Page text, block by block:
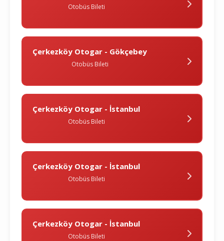
Otobüs Bileti
Çerkezköy Otogar - Gökçebey
Otobüs Bileti
Çerkezköy Otogar - İstanbul
Otobüs Bileti
Çerkezköy Otogar - İstanbul
Otobüs Bileti
Çerkezköy Otogar - İstanbul
Otobüs Bileti